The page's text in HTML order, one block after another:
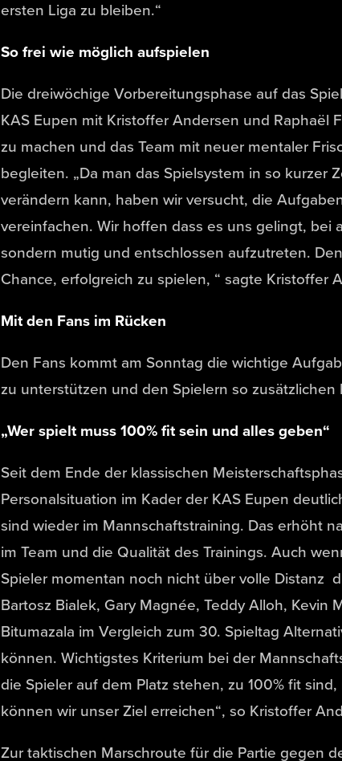
ersten Liga zu bleiben.“
So frei wie möglich aufspielen
Die dreiwöchige Vorbereitungsphase auf das
KAS Eupen mit Kristoffer Andersen und Raphaël
zu machen und das Team mit neuer mentaler
begleiten. „Da man das Spielsystem in so kurzer
verändern kann, haben wir versucht, die
vereinfachen. Wir hoffen dass es uns gelingt, bei
sondern mutig und entschlossen aufzutreten.
Chance, erfolgreich zu spielen, “ sagte Kristoffer
Mit den Fans im Rücken
Den Fans kommt am Sonntag die wichtige
zu unterstützen und den Spielern so zusätzlichen
„Wer spielt muss 100% fit sein und alles geben“
Seit dem Ende der klassischen
Personalsituation im Kader der KAS Eupen
sind wieder im Mannschaftstraining. Das erhöht
im Team und die Qualität des Trainings. Auch
Spieler momentan noch nicht über volle Distanz
Bartosz Bialek, Gary Magnée, Teddy Alloh, Kevin
Bitumazala im Vergleich zum 30. Spieltag
können. Wichtigstes Kriterium bei der
die Spieler auf dem Platz stehen, zu 100% fit
können wir unser Ziel erreichen“, so Kristoffer
Zur taktischen Marschroute für die Partie gegen